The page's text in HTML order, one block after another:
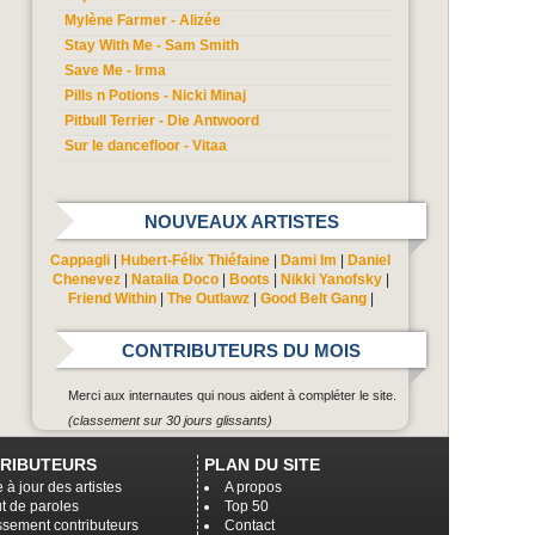
Mylène Farmer - Alizée
Stay With Me - Sam Smith
Save Me - Irma
Pills n Potions - Nicki Minaj
Pitbull Terrier - Die Antwoord
Sur le dancefloor - Vitaa
NOUVEAUX ARTISTES
Cappagli Hubert-Félix Thiéfaine Dami Im
Daniel
Chenevez| Natalia Doco| Boots Nikki Yanofsky|
Friend Within| The Outlawz| Good Belt Gang|
CONTRIBUTEURS DU MOIS
Merci aux internautes qui nous aident à compléter le site.
(classement sur 30 jours glissants)
PLAN DU SITE
A propos
Top 50
Contact
à jour des artistes
de paroles
contributeurs